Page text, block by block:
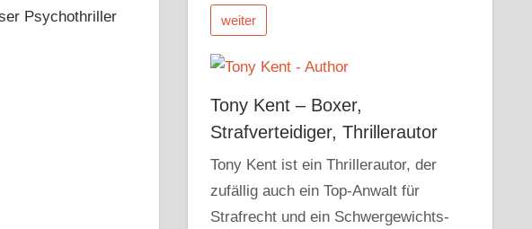
Psychothriller
weiter
Tony Kent – Boxer,
Strafverteidiger, Thrillerautor
Tony Kent ist ein Thrillerautor, der
zufällig auch ein Top-Anwalt für
Strafrecht und ein Schwergewichts-